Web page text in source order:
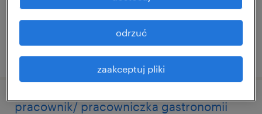
pracownik/ pracowniczka gastronomii
zaakceptuj pliki
odrzuć